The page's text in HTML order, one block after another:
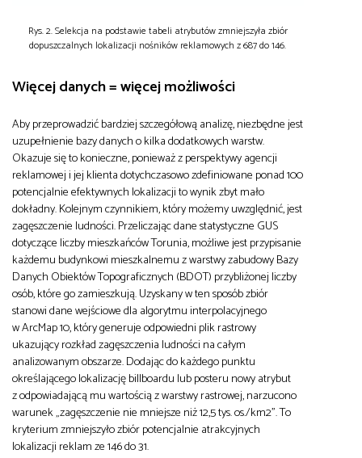
Rys. 2. Selekcja na podstawie tabeli atrybutów zmniejszyła zbiór
dopuszczalnych lokalizacji nośników reklamowych z 687 do 146.
Więcej danych = więcej możliwości
Aby przeprowadzić bardziej szczegółową analizę, niezbędne jest
uzupełnienie bazy danych o kilka dodatkowych warstw.
Okazuje się to konieczne, ponieważ z perspektywy agencji
reklamowej i jej klienta dotychczasowo zdefiniowane ponad 100
potencjalnie efektywnych lokalizacji to wynik zbyt mało
dokładny. Kolejnym czynnikiem, który możemy uwzględnić, jest
zagęszczenie ludności. Przeliczając dane statystyczne GUS
dotyczące liczby mieszkańców Torunia, możliwe jest przypisanie
każdemu budynkowi mieszkalnemu z warstwy zabudowy Bazy
Danych Obiektów Topograficznych (BDOT) przybliżonej liczby
osób, które go zamieszkują. Uzyskany w ten sposób zbiór
stanowi dane wejściowe dla algorytmu interpolacyjnego
w ArcMap 10, który generuje odpowiedni plik rastrowy
ukazujący rozkład zagęszczenia ludności na całym
analizowanym obszarze. Dodając do każdego punktu
określającego lokalizację billboardu lub posteru nowy atrybut
z odpowiadającą mu wartością z warstwy rastrowej, narzucono
warunek „zagęszczenie nie mniejsze niż 12,5 tys. os./km2”. To
kryterium zmniejszyło zbiór potencjalnie atrakcyjnych
lokalizacji reklam ze 146 do 31.